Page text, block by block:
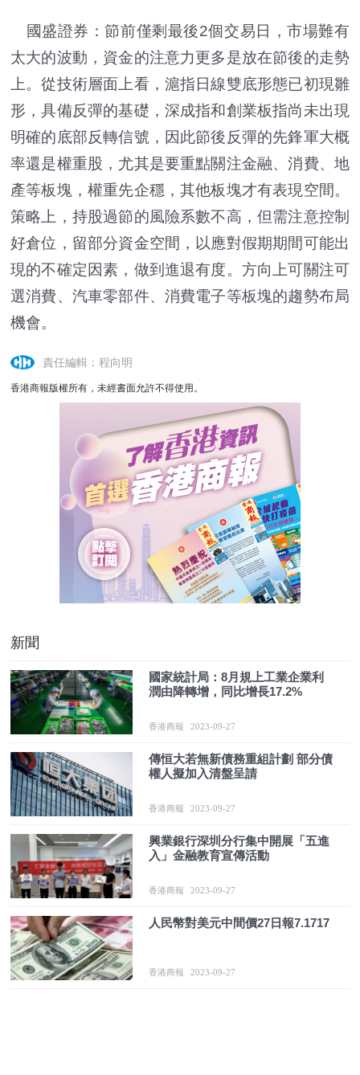
國盛證券：節前僅剩最後2個交易日，市場難有
太大的波動，資金的注意力更多是放在節後的走勢
上。從技術層面上看，滬指日線雙底形態已初現雛
形，具備反彈的基礎，深成指和創業板指尚未出現
明確的底部反轉信號，因此節後反彈的先鋒軍大概
率還是權重股，尤其是要重點關注金融、消費、地
產等板塊，權重先企穩，其他板塊才有表現空間。
策略上，持股過節的風險系數不高，但需注意控制
好倉位，留部分資金空間，以應對假期期間可能出
現的不確定因素，做到進退有度。方向上可關注可
選消費、汽車零部件、消費電子等板塊的趨勢布局
機會。
責任編輯：程向明
香港商報版權所有，未經書面允許不得使用。
新聞
國家統計局：8月規上工業企業利
潤由降轉增，同比增長17.2%
香港商報 2023-09-27
傳恒大若無新債務重組計劃 部分債
權人擬加入清盤呈請
香港商報 2023-09-27
興業銀行深圳分行集中開展「五進
入」金融教育宣傳活動
香港商報 2023-09-27
人民幣對美元中間價27日報7.1717
香港商報 2023-09-27